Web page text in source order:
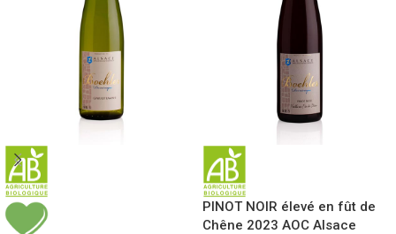
PINOT NOIR élevé en fût de
Chêne 2023 AOC Alsace